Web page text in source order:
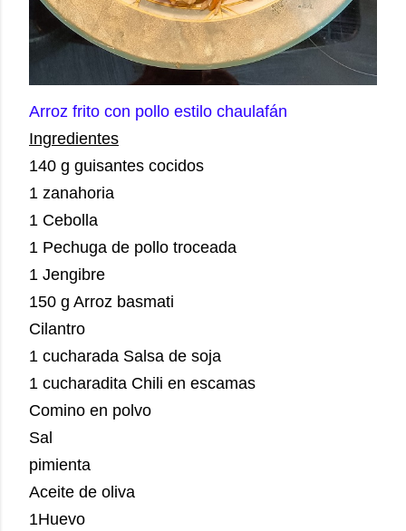
Arroz frito con pollo estilo chaulafán
Ingredientes
140 g guisantes cocidos
1 zanahoria
1 Cebolla
1 Pechuga de pollo troceada
1 Jengibre
150 g Arroz basmati
Cilantro
1 cucharada Salsa de soja
1 cucharadita Chili en escamas
Comino en polvo
Sal
pimienta
Aceite de oliva
1Huevo